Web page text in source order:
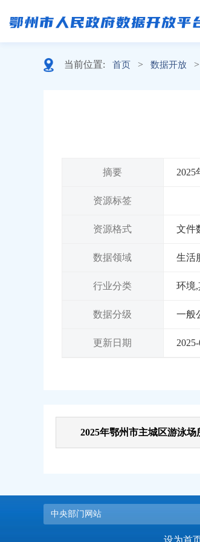
当前位置: 首页 > 数据开放 >
摘要
资源标签
资源格式 文件
数据领域 生活
行业分类 环境
数据分级 一般
更新日期
2025年鄂州市主城区游泳
中央部门网站
设为首